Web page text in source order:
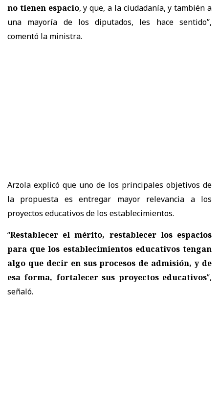
no tienen espacio, y que, a la ciudadanía, y también a
una mayoría de los diputados, les hace sentido”,
comentó la ministra.
Arzola explicó que uno de los principales objetivos de
la propuesta esentregar mayor relevancia a los
proyectos educativos de los establecimientos.
“Restablecer el mérito, restablecer los espacios
para que los establecimientos educativos tengan
algo que decir en sus procesos de admisión, y de
esa forma, fortalecer sus proyectos educativos”,
señaló.